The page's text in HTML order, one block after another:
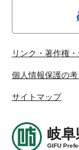
リンク・著作権
個人情報保護の
サイトマップ
岐阜
GIFU